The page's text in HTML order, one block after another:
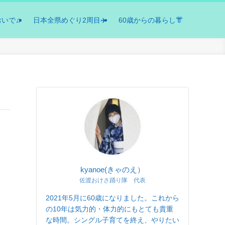
いで♫ 日本全県めぐり2周目✈️ 60歳からの暮らし👘
kyanoe(きゃのえ）
佐渡おけさ踊り隊 代表
2021年5月に60歳になりました。これから
の10年は気力的・体力的にもとても貴重
な時間。シングル子育てを終え、やりたい